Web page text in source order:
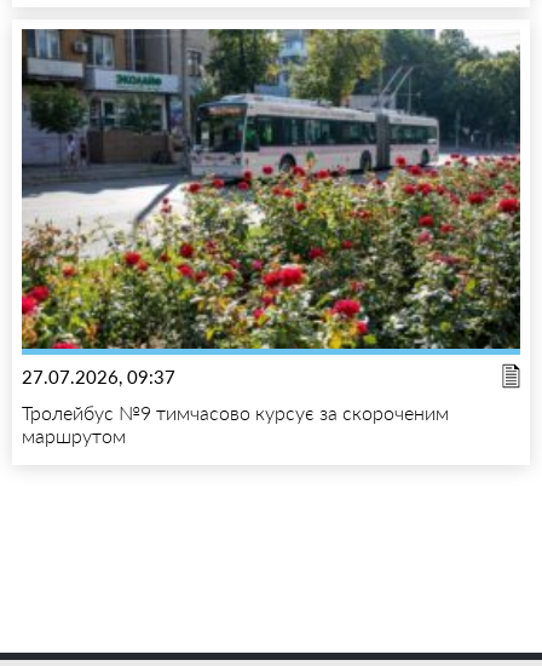
27.07.2026, 09:37
Тролейбус №9 тимчасово курсує за скороченим
маршрутом